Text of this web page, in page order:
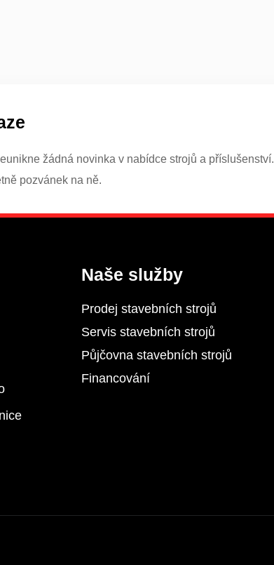
žádná novinka v nabídce strojů a příslušenství.
pozvánek na ně.
Naše služby
Prodej stavebních strojů
Servis stavebních strojů
Půjčovna stavebních strojů
Financování